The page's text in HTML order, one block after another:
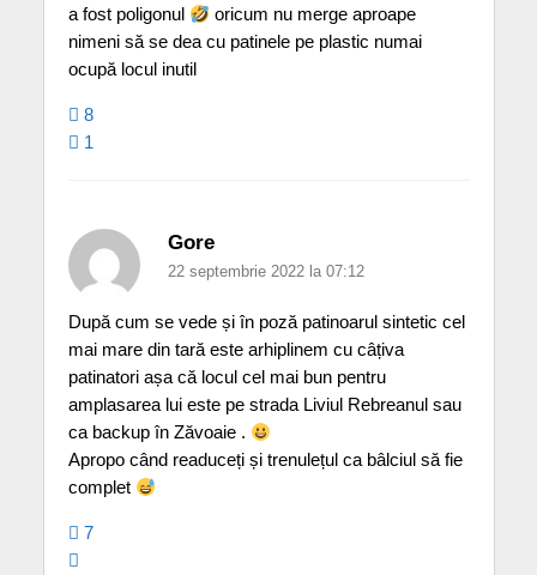
a fost poligonul
oricum nu merge aproape
nimeni să se dea cu patinele pe plastic numai
ocupă locul inutil
8
1
Gore
22 septembrie 2022 la 07:12
După cum se vede și în poză patinoarul sintetic cel
mai mare din tară este arhiplinem cu câțiva
patinatori așa că locul cel mai bun pentru
amplasarea lui este pe strada Liviul Rebreanul sau
ca backup în Zăvoaie .
Apropo când readuceți și trenulețul ca bâlciul să fie
complet
7